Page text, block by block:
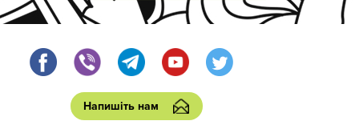
Напишіть нам